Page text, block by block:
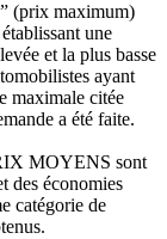
(prix maximum)
une
et la plus basse
ayant
maximale citée
a été faite.
MOYENS sont
des économies
catégorie de